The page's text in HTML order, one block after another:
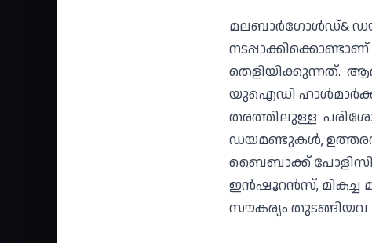
മലബാര്‍ഗോള്‍ഡ്&
തെളിയിക്കുന്നത്.
യുഐഡി
തരത്തിലുള്ള
ഡയമണ്ടുകള്‍,
ബൈബാക്ക്
ഇന്‍ഷൂറന്‍സ്, മികച്ച
സൗകര്യം തുടങ്ങിയവ